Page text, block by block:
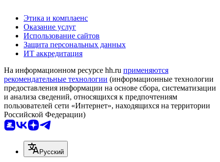
Этика и комплаенс
Оказание услуг
Использование сайтов
Защита персональных данных
ИТ аккредитация
На информационном ресурсе hh.ru применяются
рекомендательные технологии (информационные технологии
предоставления информации на основе сбора, систематизации
и анализа сведений, относящихся к предпочтениям
пользователей сети «Интернет», находящихся на территории
Российской Федерации)
Русский